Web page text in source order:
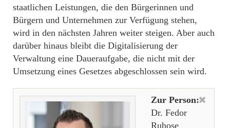
staatlichen Leistungen, die den Bürgerinnen und
Bürgern und Unternehmen zur Verfügung stehen,
wird in den nächsten Jahren weiter steigen. Aber auch
darüber hinaus bleibt die Digitalisierung der
Verwaltung eine Daueraufgabe, die nicht mit der
Umsetzung eines Gesetzes abgeschlossen sein wird.
Zur Person:
Dr. Fedor
Ruhose